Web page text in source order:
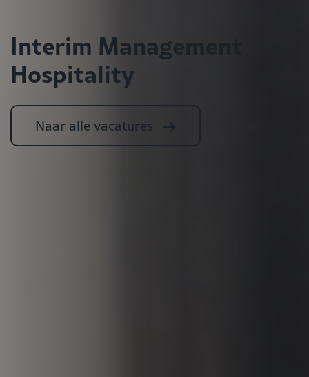
Interim Management
Hospitality
Naar alle vacatures